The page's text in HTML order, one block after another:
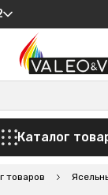
Каталог
товаров